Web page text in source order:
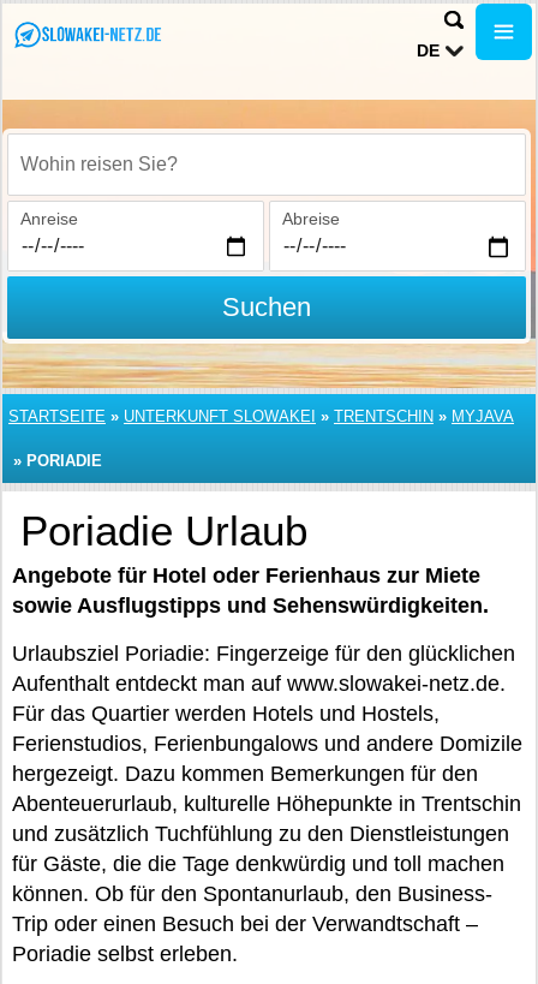
DE
Wohin reisen Sie?
Anreise Abreise
Suchen
STARTSEITE » UNTERKUNFT SLOWAKEI » TRENTSCHIN » MYJAVA
» PORIADIE
Poriadie Urlaub
Angebote für Hotel oder Ferienhaus zur Miete
sowie Ausflugstipps und Sehenswürdigkeiten.
Urlaubsziel Poriadie: Fingerzeige für den glücklichen
Aufenthalt entdeckt man auf www.slowakei-netz.de.
Für das Quartier werden Hotels und Hostels,
Ferienstudios, Ferienbungalows und andere Domizile
hergezeigt. Dazu kommen Bemerkungen für den
Abenteuerurlaub, kulturelle Höhepunkte in Trentschin
und zusätzlich Tuchfühlung zu den Dienstleistungen
für Gäste, die die Tage denkwürdig und toll machen
können. Ob für den Spontanurlaub, den Business-
Trip oder einen Besuch bei der Verwandtschaft –
Poriadie selbst erleben.